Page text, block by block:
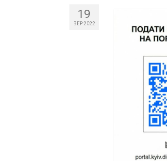
19
ВЕР 2022